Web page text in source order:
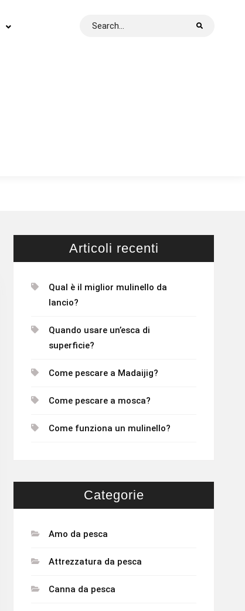
Search
Articoli recenti
Qual è il miglior mulinello da
lancio?
Quando usare un’esca di
superficie?
Come pescare a Madaijig?
Come pescare a mosca?
Come funziona un mulinello?
Categorie
Amo da pesca
Attrezzatura da pesca
Canna da pesca